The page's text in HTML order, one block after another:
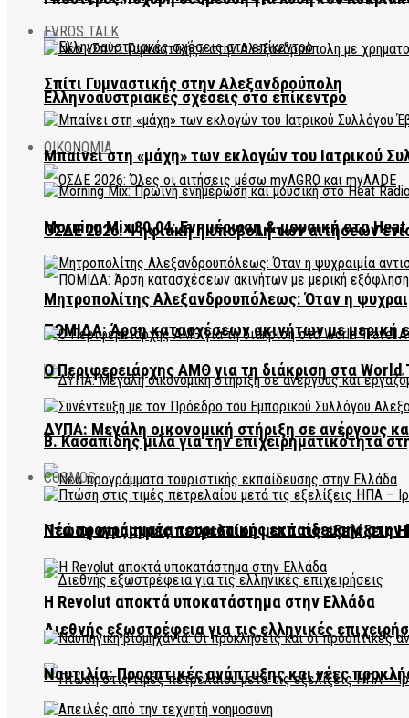
Ελληνοαυστριακές σχέσεις στο επίκεντρο
ΟΙΚΟΝΟΜΙΑ
ΟΣΔΕ 2026: Ψηφιακή η υποβολή των αιτήσεων
ΠΟΜΙΔΑ: Άρση κατασχέσεων ακινήτων με μερική
ΔΥΠΑ: Μεγάλη οικονομική στήριξη σε ανέργους
Νέα προγράμματα τουριστικής εκπαίδευσης στην
Διεθνής εξωστρέφεια για τις ελληνικές
EVROS TALK
Σπίτι Γυμναστικής στην Αλεξανδρούπολη
Μπαίνει στη «μάχη» των εκλογών του Ιατρικού
Morning Mix 30.04: Ενημέρωση & μουσική στο Heat
Μητροπολίτης Αλεξανδρουπόλεως: Όταν η
Ο Περιφερειάρχης ΑΜΘ για τη διάκριση στα World
Β. Κασαπίδης μιλά για την επιχειρηματικότητα
COSMOS
Πτώση στις τιμές πετρελαίου μετά τις εξελίξεις
Η Revolut αποκτά υποκατάστημα στην Ελλάδα
Ναυτιλία: Προοπτικές ανάπτυξης και νέες